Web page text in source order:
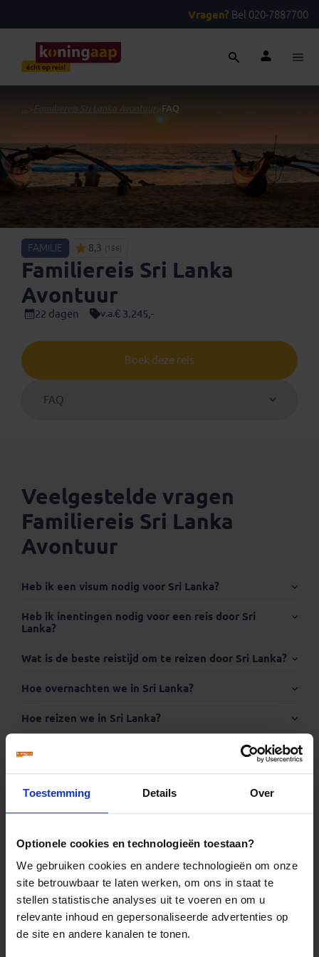
Toestemming Details Over
Optionele cookies en technologieën toestaan?
We gebruiken cookies en andere technologieën om onze
site betrouwbaar te laten werken, om ons in staat te
stellen statistische analyses uit te voeren en om u
relevante inhoud en gepersonaliseerde advertenties op
de site en andere kanalen te tonen.
Vragen? Bel 020-7887700
> Familiereis Sri Lanka Avontuur>FAQ
FAMILIE 8,3 (156)
Familiereis Sri Lanka
Avontuur
22 dagen v.a.€ 3.245,-
Boek deze reis
FAQ
Veelgestelde vragen
Familiereis Sri Lanka
Avontuur
Heb ik een visum nodig voor Sri Lanka?
Internationaal paspoort
Visum
Heb ik inentingen nodig voor een reis door Sri
Lanka?
www.wanda.be
www.itg.be
Wat is de beste reistijd om te reizen door Sri Lanka?
Hoe overnachten we in Sri Lanka?
Hoe reizen we in Sri Lanka?
Paspoort: wel of niet afgeven tijdens mijn reis?
Kan ik gebruik maken van Wifi tijdens de reis?
www.wereldstopcontacten.nl
Kan ik pinnen in Sri Lanka?
Moet ik euro's of dollars meenemen naar Sri Lanka?
Kun je vegetarisch eten in Sri Lanka?
Moet ik een koffer of een backpack meenemen op
reis?